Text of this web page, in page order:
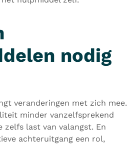
nodig
veranderingen met zich mee.
minder vanzelfsprekend
zelfs last van valangst. En
achteruitgang een rol,